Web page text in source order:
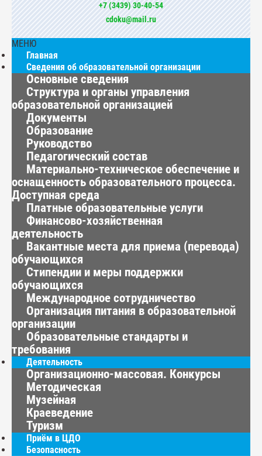
+7 (3439) 30-40-54
cdoku@mail.ru
МЕНЮ
Главная
Сведения об образовательной организации
Основные сведения
Структура и органы управления
образовательной организацией
Документы
Образование
Руководство
Педагогический состав
Материально-техническое обеспечение и
оснащенность образовательного процесса.
Доступная среда
Платные образовательные услуги
Финансово-хозяйственная
деятельность
Вакантные места для приема (перевода)
обучающихся
Стипендии и меры поддержки
обучающихся
Международное сотрудничество
Организация питания в образовательной
организации
Образовательные стандарты и
требования
Деятельность
Организационно-массовая. Конкурсы
Методическая
Музейная
Краеведение
Туризм
Приём в ЦДО
Безопасность